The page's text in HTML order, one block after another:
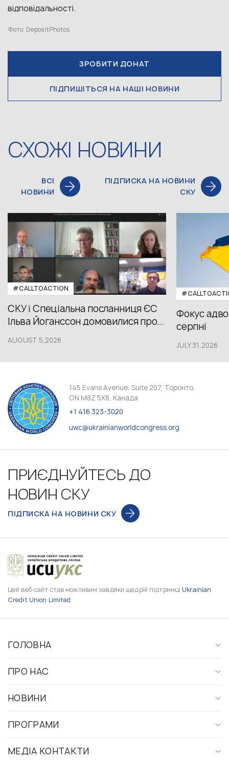
відповідальності.
Фото: DepositPhotos
ЗРОБИТИ ДОНАТ
ПІДПИШІТЬСЯ НА НАШІ НОВИНИ
СХОЖІ НОВИНИ
ВСІ
НОВИНИ
ПІДПИСКА НА НОВИНИ
СКУ
#CALLTOACTION
СКУ і Спеціальна посланниця ЄС
Ільва Йоганссон домовилися про...
AUGUST 5,2026
Фокус
серпні
JULY 31,2026
145 Evans Avenue, Suite 207, Торонто,
ON M8Z 5X8, Канада
+1 416 323-3020
uwc@ukrainianworldcongress.org
ПРИЄДНУЙТЕСЬ ДО
НОВИН СКУ
ПІДПИСКА НА НОВИНИ СКУ
Цей веб-сайт став можливим завдяки щедрій підтримці Ukrainian
Credit Union Limited
ГОЛОВНА
ПРО НАС
НОВИНИ
ПРОГРАМИ
МЕДІА КОНТАКТИ